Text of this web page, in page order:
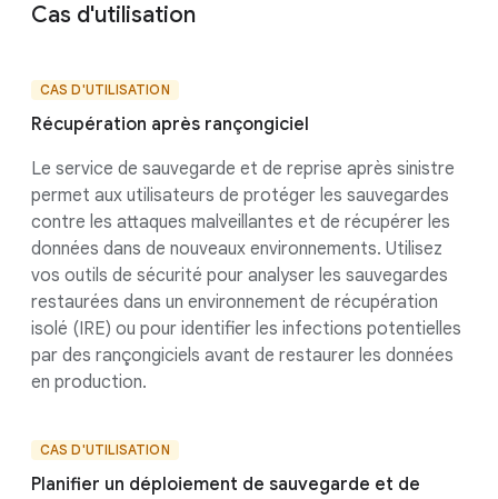
Cas d'utilisation
CAS D'UTILISATION
Récupération après rançongiciel
Le service de sauvegarde et de reprise après sinistre
permet aux utilisateurs de protéger les sauvegardes
contre les attaques malveillantes et de récupérer les
données dans de nouveaux environnements. Utilisez
vos outils de sécurité pour analyser les sauvegardes
restaurées dans un environnement de récupération
isolé (IRE) ou pour identifier les infections potentielles
par des rançongiciels avant de restaurer les données
en production.
CAS D'UTILISATION
Planifier un déploiement de sauvegarde et de